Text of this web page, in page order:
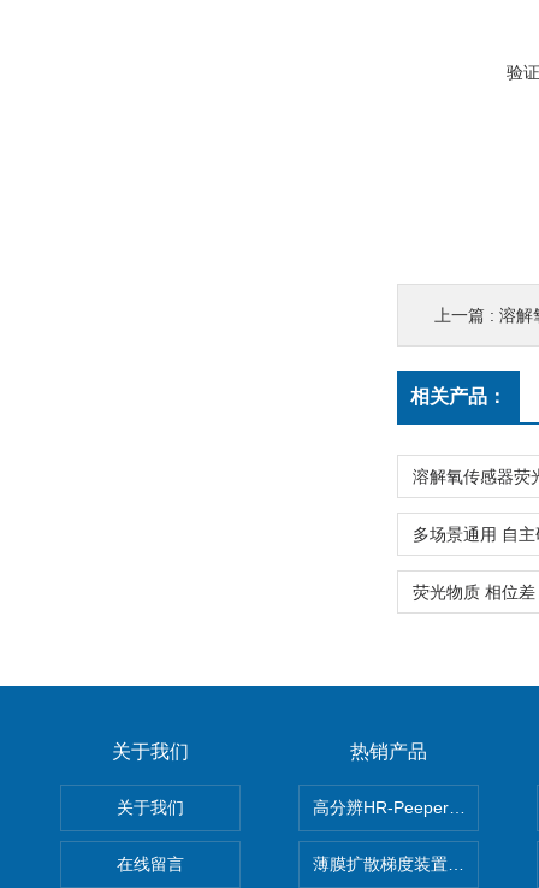
验
上一篇 : 溶解
相关产品：
关于我们
关于我们
在线留言
热销产品
高分辨HR-Peeper采样器孔隙
薄膜扩散梯度装置 Agl DGT